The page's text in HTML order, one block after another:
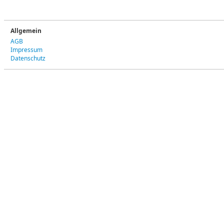
Allgemein
AGB
Impressum
Datenschutz